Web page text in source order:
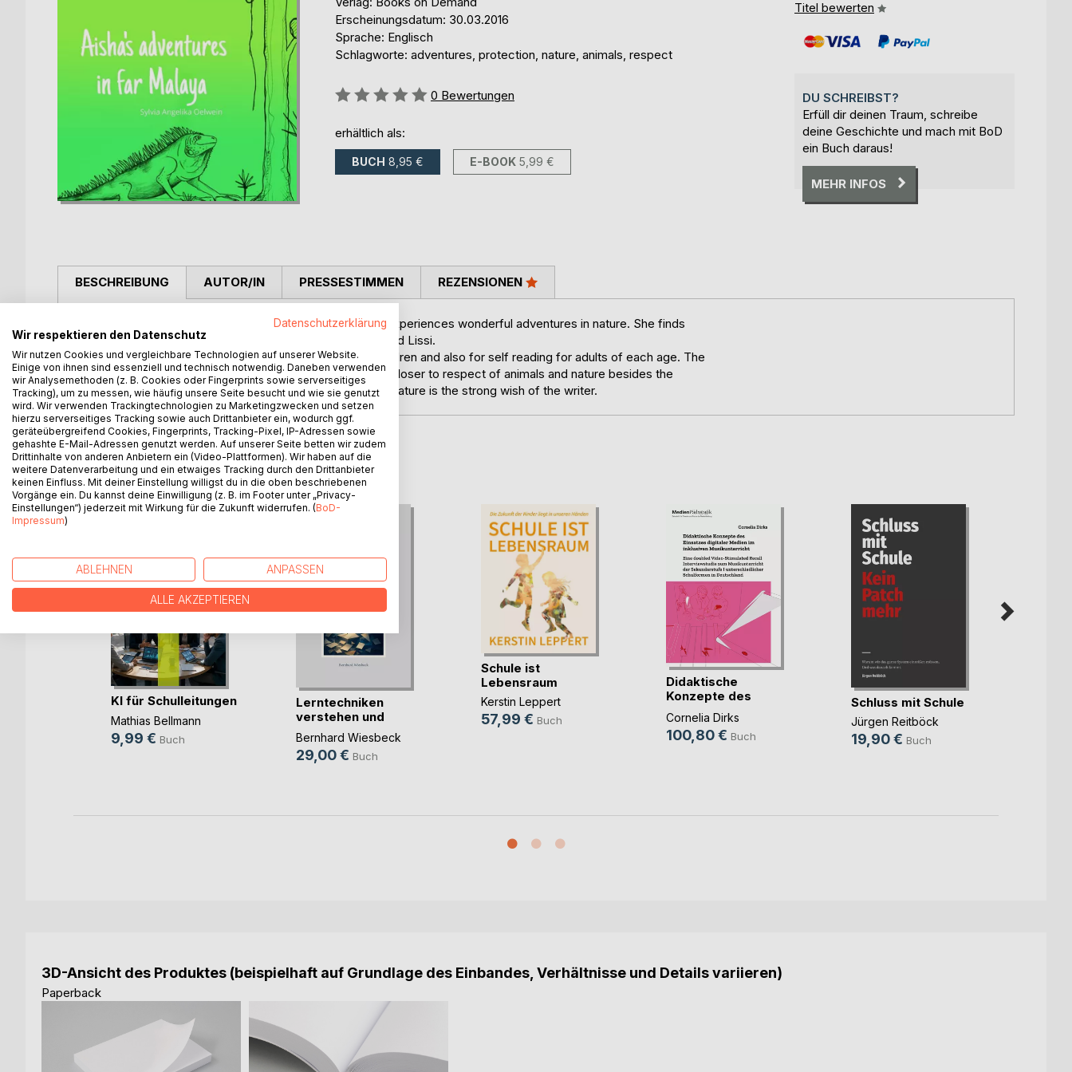
Erscheinungsdatum: 30.03.2016
Sprache: Englisch
Schlagworte: adventures, protection, nature, animals, respect
Bewertung::
0 Bewertungen
erhältlich als:
BUCH 8,95 € E-BOOK 5,99 €
Titel bewerten
DU SCHREIBST?
Erfüll dir deinen Traum, schreibe
deine Geschichte und mach mit BoD
ein Buch daraus!
MEHR INFOS
BESCHREIBUNG
Aisha is a young girl living in a Kampong in Malaysia and experiences wonderful adventures in nature. She finds
many new friends such as the little crab Ketam or the lizard Lissi.
The 13 stories of this book are suitable for reading to children and also for self reading for adults of each age. The
writer is able to introduce bring young and older readers closer to respect of animals and nature besides the
exciting adventure stories. To feel closer and to protect nature is the strong wish of the writer.
AUTOR/IN PRESSESTIMMEN REZENSIONEN
WEITERE TITEL BEIBoD
KI für Schulleitungen
Mathias Bellmann
9,99 € Buch
Lerntechniken
verstehen und
anwenden
Bernhard Wiesbeck
29,00 € Buch
Schule ist
Lebensraum
Kerstin Leppert
57,99 € Buch
Didaktische
Konzepte des
Einsatzes(...)
Cornelia Dirks
100,80 € Buch
Schluss mit Schule
Jürgen Reitböck
19,90 € Buch
3D-Ansicht des Produktes (beispielhaft auf Grundlage des Einbandes, Verhältnisse und Details variieren)
Paperback
Datenschutzerklärung
Wir respektieren den Datenschutz
Wir nutzen Cookies und vergleichbare Technologien auf unserer Website.
Einige von ihnen sind essenziell und technisch notwendig. Daneben verwenden
wir Analysemethoden (z. B. Cookies oder Fingerprints sowie serverseitiges
Tracking), um zu messen, wie häufig unsere Seite besucht und wie sie genutzt
wird. Wir verwenden Trackingtechnologien zu Marketingzwecken und setzen
hierzu serverseitiges Tracking sowie auch Drittanbieter ein, wodurch ggf.
geräteübergreifend Cookies, Fingerprints, Tracking-Pixel, IP-Adressen sowie
gehashte E-Mail-Adressen genutzt werden. Auf unserer Seite betten wir zudem
Drittinhalte von anderen Anbietern ein (Video-Plattformen). Wir haben auf die
weitere Datenverarbeitung und ein etwaiges Tracking durch den Drittanbieter
keinen Einfluss. Mit deiner Einstellung willigst du in die oben beschriebenen
Vorgänge ein. Du kannst deine Einwilligung (z. B. im Footer unter „Privacy-
Einstellungen“) jederzeit mit Wirkung für die Zukunft widerrufen. (BoD-
Impressum)
ABLEHNEN ANPASSEN
ALLE AKZEPTIEREN